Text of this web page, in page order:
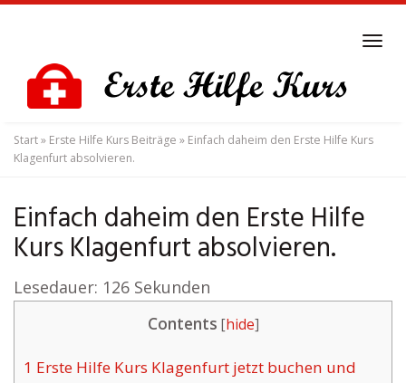
content
Start» Erste Hilfe Kurs Beiträge » Einfach daheim den Erste Hilfe Kurs
Klagenfurt absolvieren.
Einfach daheim den Erste Hilfe
Kurs Klagenfurt absolvieren.
Lesedauer: 126 Sekunden
Contents [hide]
1 Erste Hilfe Kurs Klagenfurt jetzt buchen und